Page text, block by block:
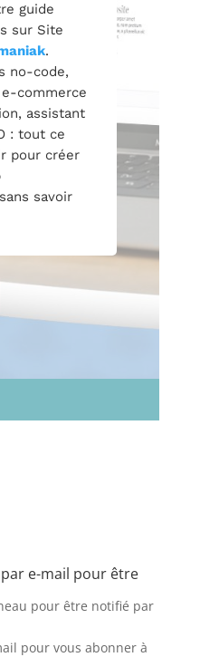
guide
sur Site
.
no-code,
commerce
assistant
: tout ce
pour créer
savoir
e-mail pour être
pour être notifié par
pour vous abonner à